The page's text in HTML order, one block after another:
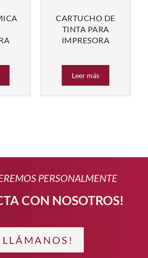
CARTUCHO DE
TINTA PARA
IMPRESORA
Leer más
PERSONALMENTE
CON NOSOTROS!